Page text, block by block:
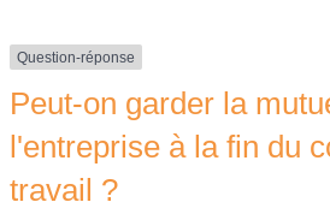
Question-réponse
Peut-on garder la
l'entreprise à la fin du
travail ?